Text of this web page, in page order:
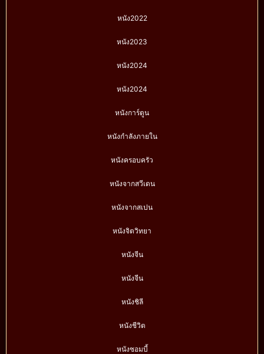
หนัง2022
หนัง2023
หนัง2024
หนัง2024
หนังการ์ตูน
หนังกำลังภายใน
หนังครอบครัว
หนังจากสวีเดน
หนังจากสเปน
หนังจิตวิทยา
หนังจีน
หนังจีน
หนังชิลี
หนังชีวิต
หนังซอมบี้